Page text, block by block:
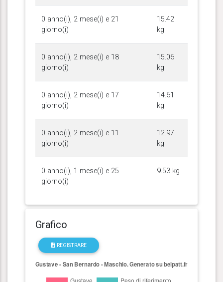
0 anno(i), 2 mese(i) e 21
giorno(i)
15.42
kg
0 anno(i), 2 mese(i) e 18
giorno(i)
15.06
kg
0 anno(i), 2 mese(i) e 17
giorno(i)
14.61
kg
0 anno(i), 2 mese(i) e 11
giorno(i)
12.97
kg
0 anno(i), 1 mese(i) e 25
giorno(i)
9.53 kg
Grafico
REGISTRARE